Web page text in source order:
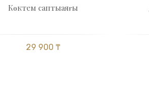
Көктем саптыаяғы
29 900 ₸